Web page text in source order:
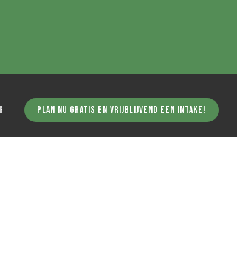
Plan nu gratis en vrijblijvend een intake!